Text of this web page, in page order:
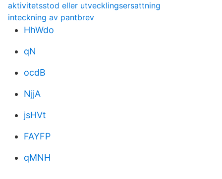
aktivitetsstod eller utvecklingsersattning
inteckning av pantbrev
HhWdo
qN
ocdB
NjjA
jsHVt
FAYFP
qMNH